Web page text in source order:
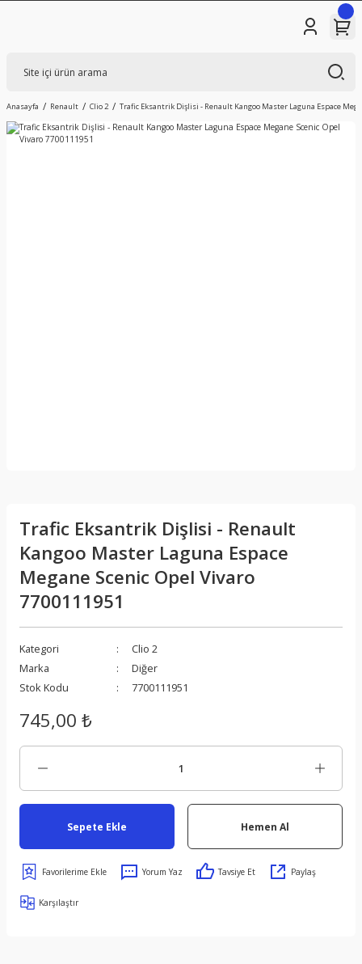
Anasayfa Renault Clio 2 Trafic Eksantrik Dişlisi - Renault Kangoo Master Laguna Espace
Trafic Eksantrik Dişlisi - Renault
Kangoo Master Laguna Espace
Megane Scenic Opel Vivaro
7700111951
Kategori
Clio 2
Marka
Diğer
Stok Kodu
7700111951
745,00 ₺
Sepete Ekle Hemen Al
Yorum Yaz Tavsiye Et Paylaş
Karşılaştır